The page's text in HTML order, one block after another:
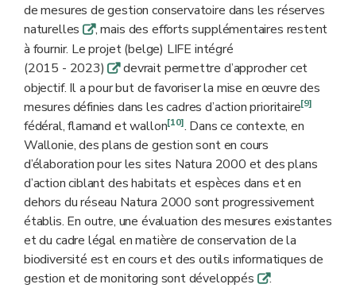
de mesures de gestion conservatoire dans les réserves
naturellesq, mais des efforts supplémentaires restent
à fournir. Le projet (belge) LIFE intégré
(2015 - 2023)qdevrait permettre d’approcher cet
objectif. Il a pour but de favoriser la mise en œuvre des
mesuresdéfinies dans les cadres d’action prioritaire[9]
fédéral, flamand et wallon[10]. Dans ce contexte, en
Wallonie, des plans de gestion sont en cours
d’élaboration pour les sites Natura 2000 et des plans
d’action ciblant des habitats et espèces dans et en
dehors du réseau Natura 2000 sont progressivement
établis. En outre, une évaluation des mesures existantes
et du cadre légal en matière de conservation de la
biodiversité est en cours et des outils informatiques de
gestion et de monitoring sont développés q.